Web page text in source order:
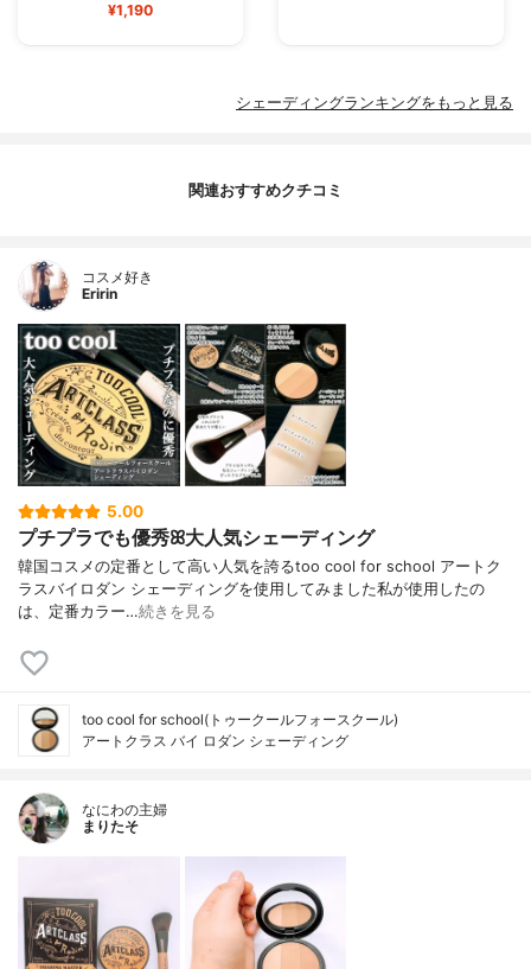
¥1,190
シェーディングランキングをもっと見る
関連おすすめクチコミ
コスメ好き
Eririn
5.00
プチプラでも優秀ꕤ大人気シェーディング
韓国コスメの定番として高い人気を誇るtoo cool for school アートク
ラスバイロダン シェーディングを使用してみました私が使用したの
は、定番カラー…続きを見る
too cool for school(トゥークールフォースクール)
アートクラス バイ ロダン シェーディング
なにわの主婦
まりたそ